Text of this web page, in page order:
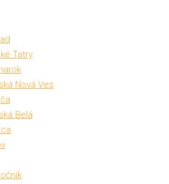
Tatry
Nová Ves
Belá